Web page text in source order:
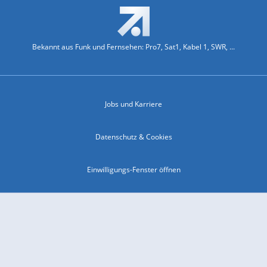
Bekannt aus Funk und Fernsehen: Pro7, Sat1, Kabel 1, SWR, ...
Jobs und Karriere
Datenschutz & Cookies
Einwilligungs-Fenster öffnen